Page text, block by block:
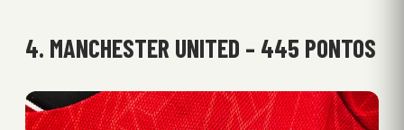
4. MANCHESTER UNITED – 445 PONTOS